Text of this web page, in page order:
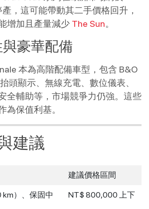
，這可能帶動其二手價格回升，
增加且產量減少 The Sun。
豪華配備
本為高階配備車型，包含 B&O
頭顯示、無線充電、數位儀表、
全輔助等，市場競爭力仍強。這些
為保值利基。
建議
建議價格區間
）、保固中 NT$ 800,000 上下